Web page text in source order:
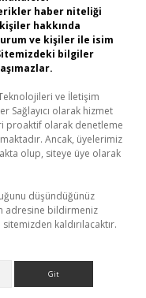
haber niteliği
hakkında
ve kişiler ile isim
bilgiler
ve İletişim
Sağlayıcı olarak hizmet
proaktif olarak denetleme
Ancak, üyelerimiz
olup, siteye üye olarak
düşündüğünüz
adresine bildirmeniz
kaldırılacaktır.